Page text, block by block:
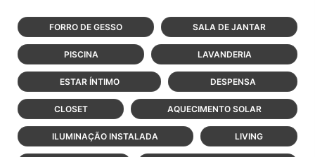
FORRO DE GESSO SALA DE JANTAR
PISCINA LAVANDERIA
ESTAR ÍNTIMO DESPENSA
CLOSET AQUECIMENTO SOLAR
ILUMINAÇÃO INSTALADA LIVING